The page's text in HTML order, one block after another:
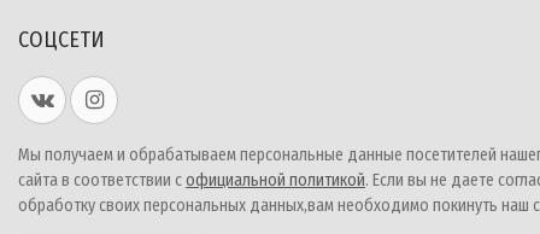
СОЦСЕТИ
Мы получаем и обрабатываем персональные данные посетителей
сайта в соответствии софициальной политикой. Если вы не даете
обработку своих персональных данных,вам необходимо покинуть наш